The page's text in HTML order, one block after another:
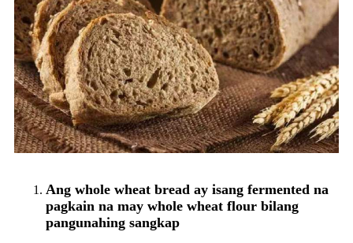
Ang whole wheat bread ay isang fermented na
pagkain na may whole wheat flour bilang
pangunahing sangkap